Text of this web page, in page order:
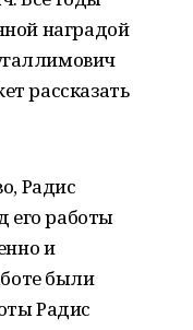
наградой
рассказать
Радис
его работы
и
были
Радис